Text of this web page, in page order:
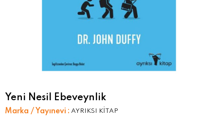
Yeni Nesil Ebeveynlik
Marka / Yayınevi : AYRIKSI KİTAP